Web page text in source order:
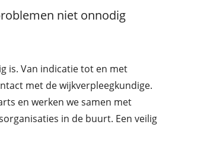
niet onnodig
is. Van indicatie tot en met
met de wijkverpleegkundige.
en werken we samen met
in de buurt. Een veilig